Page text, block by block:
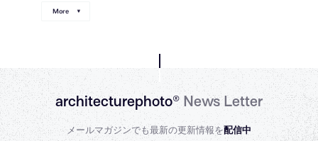
More
architecturephoto®News Letter
メールマガジンでも最新の更新情報を配信中